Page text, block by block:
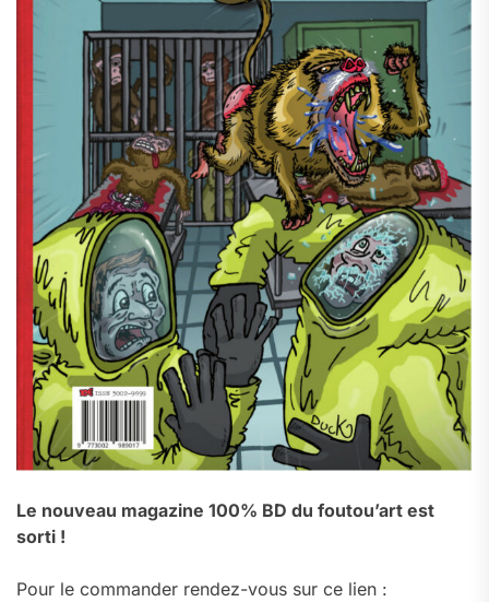
Le nouveau magazine 100% BD du foutou’art est
sorti !
Pour le commander rendez-vous sur ce lien :